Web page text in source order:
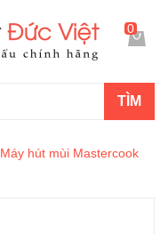
TÌM
0
Máy hút mùi Mastercook